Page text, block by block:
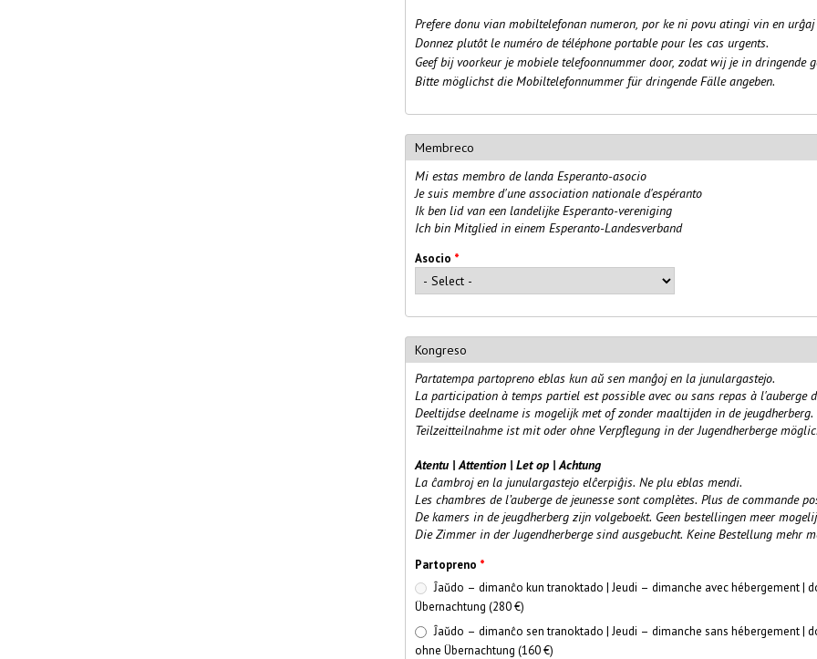
Prefere donu vian mobiltelefonan numeron, por ke ni povu atingi vin en urĝaj
Donnez plutôt le numéro de téléphone portable pour les cas urgents.
Geef bij voorkeur je mobiele telefoonnummer door, zodat wij je in dringende
Bitte möglichst die Mobiltelefonnummer für dringende Fälle angeben.
Membreco
Mi estas membro de landa Esperanto-asocio
Je suis membre d'une association nationale d'espéranto
Ik ben lid van een landelijke Esperanto-vereniging
Ich bin Mitglied in einem Esperanto-Landesverband
Asocio *
Kongreso
Partatempa partopreno eblas kun aŭ sen manĝoj en la junulargastejo.
La participation à temps partiel est possible avec ou sans repas à l'auberge
Deeltijdse deelname is mogelijk met of zonder maaltijden in de jeugdherberg.
Teilzeitteilnahme ist mit oder ohne Verpflegung in der Jugendherberge
Atentu | Attention | Let op | Achtung
La ĉambroj en la junulargastejo elĉerpiĝis. Ne plu eblas mendi.
Les chambres de l’auberge de jeunesse sont complètes. Plus de commande
De kamers in de jeugdherberg zijn volgeboekt. Geen bestellingen meer
Die Zimmer in der Jugendherberge sind ausgebucht. Keine Bestellung mehr
Partopreno *
Ĵaŭdo – dimanĉo kun tranoktado | Jeudi – dimanche avec hébergement
Übernachtung (280 €)
Ĵaŭdo – dimanĉo sen tranoktado | Jeudi – dimanche sans hébergement
ohne Übernachtung (160 €)